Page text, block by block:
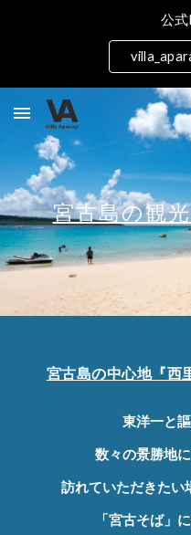
公式
宮古島の観
宮古島の中心地『西
東洋一と
数々の景勝地
訪れていただきたい
「宮古そば」